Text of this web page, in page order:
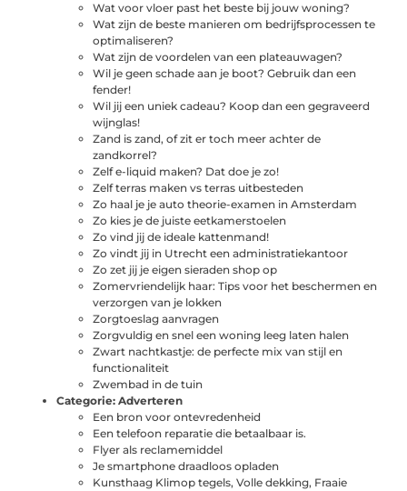
Wat voor vloer past het beste bij jouw woning?
Wat zijn de beste manieren om bedrijfsprocessen te
optimaliseren?
Wat zijn de voordelen van een plateauwagen?
Wil je geen schade aan je boot? Gebruik dan een
fender!
Wil jij een uniek cadeau? Koop dan een gegraveerd
wijnglas!
Zand is zand, of zit er toch meer achter de
zandkorrel?
Zelf e-liquid maken? Dat doe je zo!
Zelf terras maken vs terras uitbesteden
Zo haal je je auto theorie-examen in Amsterdam
Zo kies je de juiste eetkamerstoelen
Zo vind jij de ideale kattenmand!
Zo vindt jij in Utrecht een administratiekantoor
Zo zet jij je eigen sieraden shop op
Zomervriendelijk haar: Tips voor het beschermen en
verzorgen van je lokken
Zorgtoeslag aanvragen
Zorgvuldig en snel een woning leeg laten halen
Zwart nachtkastje: de perfecte mix van stijl en
functionaliteit
Zwembad in de tuin
Categorie: Adverteren
Een bron voor ontevredenheid
Een telefoon reparatie die betaalbaar is.
Flyer als reclamemiddel
Je smartphone draadloos opladen
Kunsthaag Klimop tegels, Volle dekking, Fraaie